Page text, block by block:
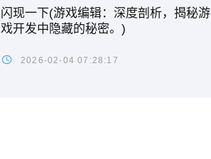
闪现一下(游戏编辑：深度剖析，揭秘游
戏开发中隐藏的秘密。)
2026-02-04 07:28:17